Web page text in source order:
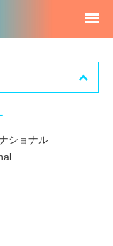
ショナル